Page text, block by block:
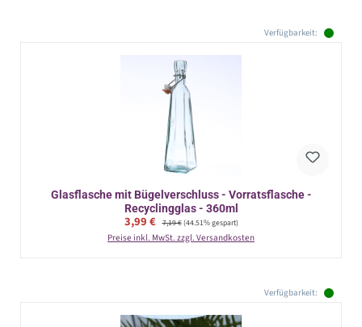
Verfügbarkeit:
Glasflasche mit Bügelverschluss - Vorratsflasche -
Recyclingglas - 360ml
Verkaufspreis:
3,99 € Regulärer Preis:
7,19 €(44.51% gespart)
Preise inkl. MwSt. zzgl. Versandkosten
Verfügbarkeit: